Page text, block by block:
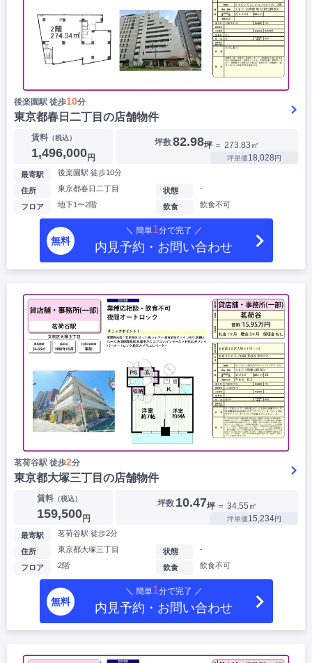
後楽園駅 徒歩10分
東京都春日二丁目の店舗物件
賃料 （税込）
1,496,000円
坪数82.98坪 ＝ 273.83㎡
坪単価18,028円
最寄駅 後楽園駅 徒歩10分
住所 東京都春日二丁目
フロア 地下1〜2階
状態 -
飲食 飲食不可
無料
＼ 簡単1分で完了 ／
内見予約・お問い合わせ
茗荷谷駅 徒歩2分
東京都大塚三丁目の店舗物件
賃料（税込）
159,500円
坪数 10.47坪 ＝ 34.55㎡
坪単価15,234円
最寄駅 茗荷谷駅 徒歩2分
住所 東京都大塚三丁目
フロア 2階
状態 -
飲食 飲食不可
無料
＼ 簡単1分で完了 ／
内見予約・お問い合わせ